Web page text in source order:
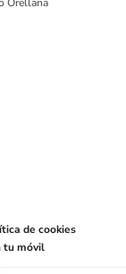
Orellana
de cookies
tu móvil